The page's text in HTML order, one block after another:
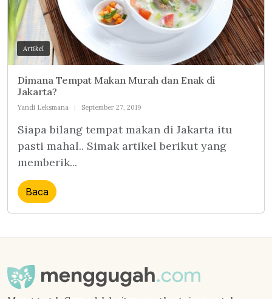
Artikel
Dimana Tempat Makan Murah dan Enak di
Jakarta?
Yandi Leksmana September 27, 2019
Siapa bilang tempat makan di Jakarta itu
pasti mahal.. Simak artikel berikut yang
memberik...
Baca